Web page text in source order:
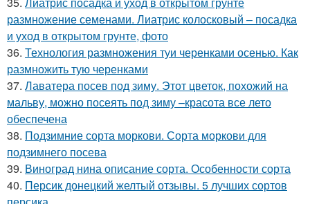
размножение семенами. Лиатрис колосковый – посадка
и уход в открытом грунте, фото
36. Технология размножения туи черенками осенью. Как
размножить тую черенками
37. Лаватера посев под зиму. Этот цветок, похожий на
мальву, можно посеять под зиму –красота все лето
обеспечена
38. Подзимние сорта моркови. Сорта моркови для
подзимнего посева
39. Виноград нина описание сорта. Особенности сорта
40. Персик донецкий желтый отзывы. 5 лучших сортов